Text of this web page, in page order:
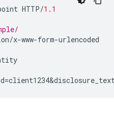
HTTP/1.1
/x-www-form-urlencoded
=